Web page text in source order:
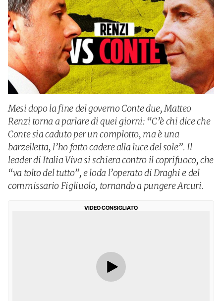
Mesi dopo la fine del governo Conte due, Matteo
Renzi torna a parlare di quei giorni: “C’è chi dice che
Conte sia caduto per un complotto, ma è una
barzelletta, l’ho fatto cadere alla luce del sole”. Il
leader di Italia Viva si schiera contro il coprifuoco, che
“va tolto del tutto”, e loda l’operato di Draghi e del
commissario Figliuolo, tornando a pungere Arcuri.
VIDEO CONSIGLIATO